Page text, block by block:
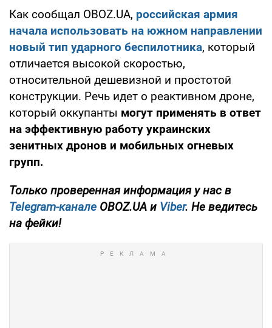
Как сообщал OBOZ.UA, российская армия
начала использовать на южном направлении
новый тип ударного беспилотника, который
отличается высокой скоростью,
относительной дешевизной и простотой
конструкции. Речь идет о реактивном дроне,
который оккупанты могут применять в ответ
на эффективную работу украинских
зенитных дронов и мобильных огневых
групп.
Только проверенная информация у нас в
Telegram-канале OBOZ.UA и Viber. Не ведитесь
на фейки!